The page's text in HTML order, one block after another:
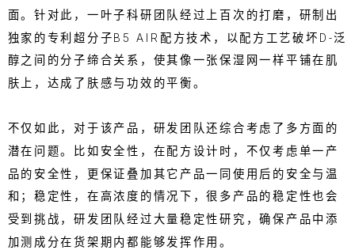
面。针对此，一叶子科研团队经过上百次的打磨，研制出
独家的专利超分子B5 AIR配方技术，以配方工艺破坏D-泛
醇之间的分子缔合关系，使其像一张保湿网一样平铺在肌
肤上，达成了肤感与功效的平衡。
不仅如此，对于该产品，研发团队还综合考虑了多方面的
潜在问题。比如安全性，在配方设计时，不仅考虑单一产
品的安全性，更保证叠加其它产品一同使用后的安全与温
和；稳定性，在高浓度的情况下，很多产品的稳定性也会
受到挑战，研发团队经过大量稳定性研究，确保产品中添
加测成分在货架期内都能够发挥作用。